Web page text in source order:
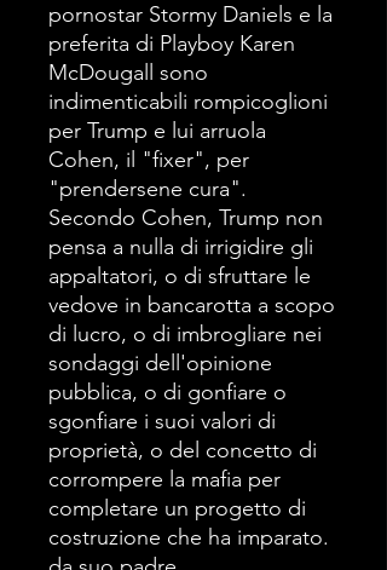
pornostar Stormy Daniels e la
preferita di Playboy Karen
McDougall sono
indimenticabili rompicoglioni
per Trump e lui arruola
Cohen, il "fixer", per
"prendersene cura".
Secondo Cohen, Trump non
pensa a nulla di irrigidire gli
appaltatori, o di sfruttare le
vedove in bancarotta a scopo
di lucro, o di imbrogliare nei
sondaggi dell'opinione
pubblica, o di gonfiare o
sgonfiare i suoi valori di
proprietà, o del concetto di
corrompere la mafia per
completare un progetto di
costruzione che ha imparato.